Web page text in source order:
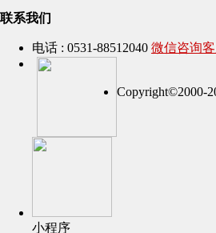
联系我们
电话 : 0531-88512040 微信咨询
Copyright©2000-
小程序